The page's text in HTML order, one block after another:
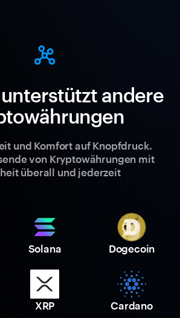
andere
und Komfort auf Knopfdruck.
von Kryptowährungen mit
überall und jederzeit
Solana Dogecoin
XRP Cardano